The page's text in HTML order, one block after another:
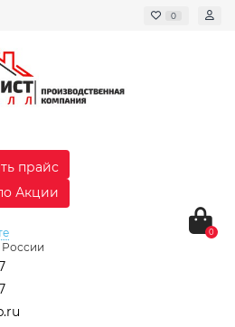
0
прайс
Акции
0